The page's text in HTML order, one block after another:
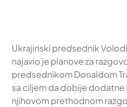
Ukrajinski predsednik
najavio je planove za
predsednikom Donaldom
sa ciljem da dobije dodatne
njihovom prethodnom